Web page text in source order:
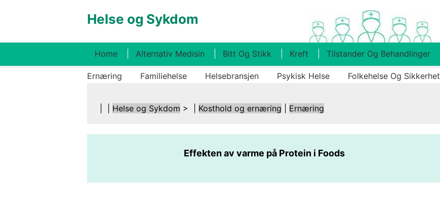
Helse og Sykdom
Home Alternativ Medisin Bitt Og Stikk Kreft Tilstander Og Behandlinger
Ernæring Familiehelse Helsebransjen Psykisk Helse Folkehelse Og Sikkerhet
Helse og Sykdom > | Kosthold og ernæring Ernæring
Effekten av varme på Protein i Foods